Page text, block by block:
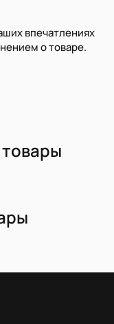
впечатлениях
о товаре.